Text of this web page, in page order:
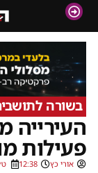
בשורה
פעילות
אורי כץ 12:38